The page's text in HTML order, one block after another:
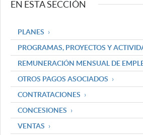
EN ESTA SECCIÓN
PLANES
PROGRAMAS, PROYECTOS Y
REMUNERACIÓN MENSUAL DE
OTROS PAGOS ASOCIADOS
CONTRATACIONES
CONCESIONES
VENTAS